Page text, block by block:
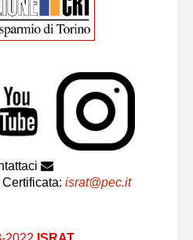
israt@pec.it